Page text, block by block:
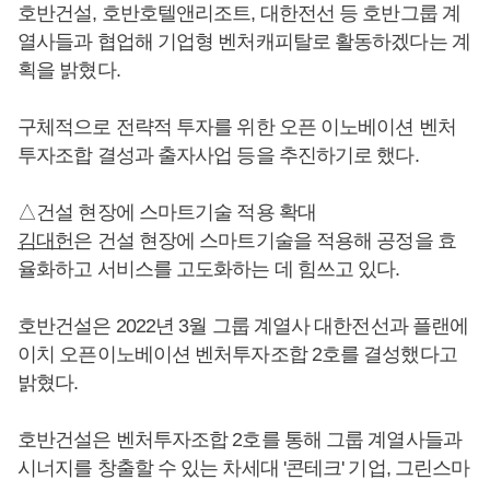
호반건설, 호반호텔앤리조트, 대한전선 등 호반그룹 계
열사들과 협업해 기업형 벤처캐피탈로 활동하겠다는 계
획을 밝혔다.
구체적으로 전략적 투자를 위한 오픈 이노베이션 벤처
투자조합 결성과 출자사업 등을 추진하기로 했다.
△건설 현장에 스마트기술 적용 확대
김대헌은 건설 현장에 스마트기술을 적용해 공정을 효
율화하고 서비스를 고도화하는 데 힘쓰고 있다.
호반건설은 2022년 3월 그룹 계열사 대한전선과 플랜에
이치 오픈이노베이션 벤처투자조합 2호를 결성했다고
밝혔다.
호반건설은 벤처투자조합 2호를 통해 그룹 계열사들과
시너지를 창출할 수 있는 차세대 '콘테크' 기업, 그린스마